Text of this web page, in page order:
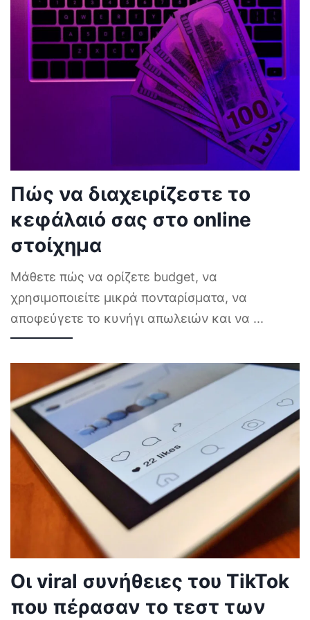
Πώς να διαχειρίζεστε το
κεφάλαιό σας στο online
στοίχημα
Μάθετε πώς να ορίζετε budget, να
χρησιμοποιείτε μικρά πονταρίσματα, να
αποφεύγετε το κυνήγι απωλειών και να ...
Οι viral συνήθειες του TikTok
που πέρασαν το τεστ των